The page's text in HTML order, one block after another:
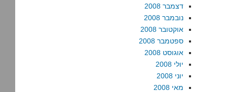
דצמבר 2008
נובמבר 2008
אוקטובר 2008
ספטמבר 2008
אוגוסט 2008
יולי 2008
יוני 2008
מאי 2008